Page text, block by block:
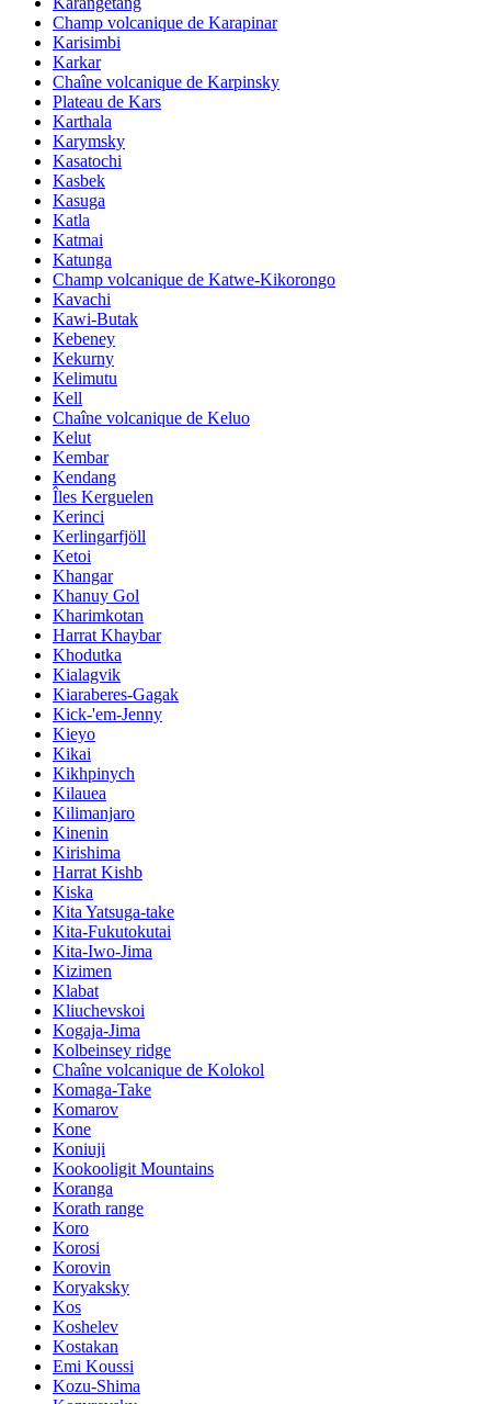
Champ volcanique de Karapinar
Karisimbi
Karkar
Chaîne volcanique de Karpinsky
Plateau de Kars
Karthala
Karymsky
Kasatochi
Kasbek
Kasuga
Katla
Katmai
Katunga
Champ volcanique de Katwe-Kikorongo
Kavachi
Kawi-Butak
Kebeney
Kekurny
Kelimutu
Kell
Chaîne volcanique de Keluo
Kelut
Kembar
Kendang
Îles Kerguelen
Kerinci
Kerlingarfjöll
Ketoi
Khangar
Khanuy Gol
Kharimkotan
Harrat Khaybar
Khodutka
Kialagvik
Kiaraberes-Gagak
Kick-'em-Jenny
Kieyo
Kikai
Kikhpinych
Kilauea
Kilimanjaro
Kinenin
Kirishima
Harrat Kishb
Kiska
Kita Yatsuga-take
Kita-Fukutokutai
Kita-Iwo-Jima
Kizimen
Klabat
Kliuchevskoi
Kogaja-Jima
Kolbeinsey ridge
Chaîne volcanique de Kolokol
Komaga-Take
Komarov
Kone
Koniuji
Kookooligit Mountains
Koranga
Korath range
Koro
Korosi
Korovin
Koryaksky
Kos
Koshelev
Kostakan
Emi Koussi
Kozu-Shima